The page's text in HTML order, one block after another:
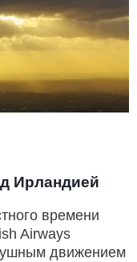
Ирландией
времени
Airways
движением